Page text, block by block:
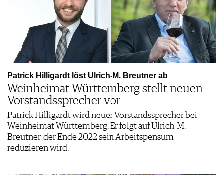
Patrick Hilligardt löst Ulrich-M. Breutner ab
Weinheimat Württemberg stellt neuen
Vorstandssprecher vor
Patrick Hilligardt wird neuer Vorstandssprecher bei
Weinheimat Württemberg. Er folgt auf Ulrich-M.
Breutner, der Ende 2022 sein Arbeitspensum
reduzieren wird.